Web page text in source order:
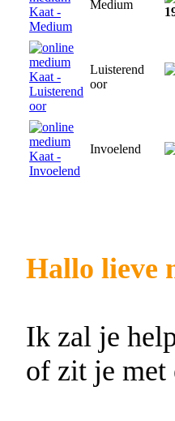
Medium
Luisterend
oor
Invoelend
Hallo lieve
Ik zal je
of zit je met